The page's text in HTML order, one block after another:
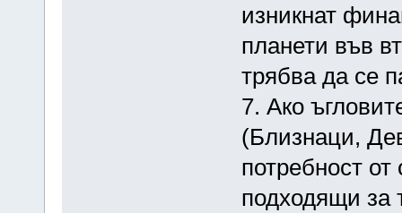
изникнат
планети във
трябва да се
7. Ако
(Близнаци,
потребност
подходящи за